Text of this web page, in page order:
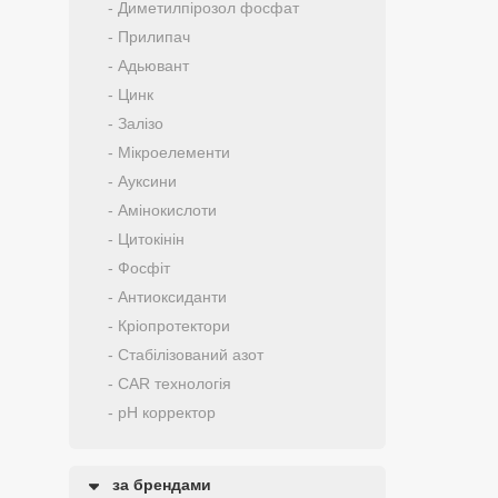
- Диметилпірозол фосфат
- Прилипач
- Адьювант
- Цинк
- Залізо
- Мікроелементи
- Ауксини
- Амінокислоти
- Цитокінін
- Фосфіт
- Антиоксиданти
- Кріопротектори
- Стабілізований азот
- CAR технологія
- pH корректор
за брендами